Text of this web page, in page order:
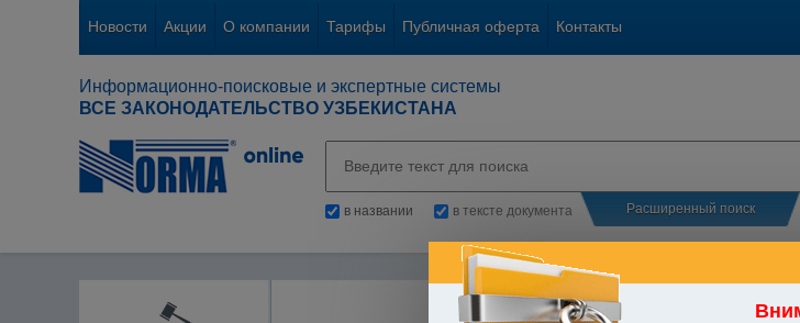
Новости Акции О компании Тарифы Публичная оферта Контакты
Информационно-поисковые и экспертные системы
ВСЕ ЗАКОНОДАТЕЛЬСТВО УЗБЕКИСТАНА
в названии в тексте документа Расширенный поиск